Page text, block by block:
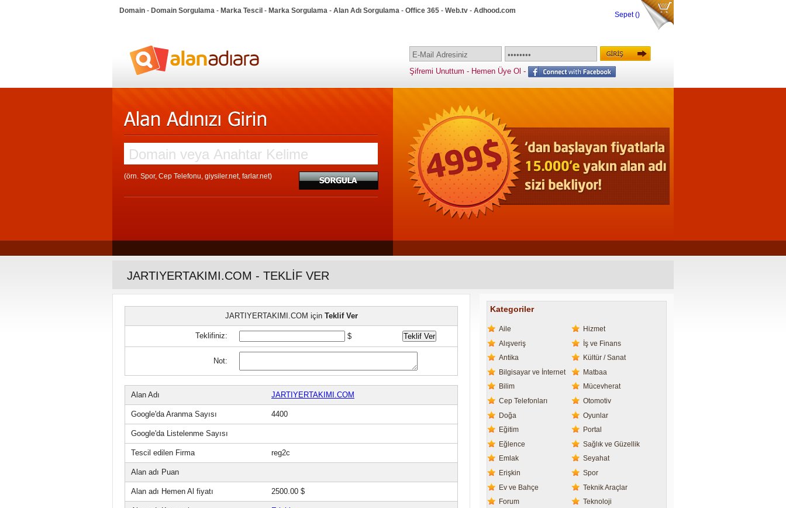
Domain - Domain Sorgulama - Marka Tescil - Marka Sorgulama - Alan Adı Sorgulama - Office 365 - Web.tv - Adhood.com Sepet()
Şifremi Unuttum - Hemen Üye Ol -
(örn. Spor, Cep Telefonu, giysiler.net, farlar.net)
JARTIYERTAKIMI.COM - TEKLİF VER
JARTIYERTAKIMI.COM için Teklif Ver
Teklifiniz: $
Not:
Alan Adı JARTIYERTAKIMI.COM
Google'da Aranma Sayısı 4400
Google'da Listelenme Sayısı
Tescil edilen Firma reg2c
Alan adı Puan
Alan adı Hemen Al fiyatı 2500.00 $
Kategoriler
Aile
Alışveriş
Antika
Bilgisayar ve İnternet
Bilim
Cep Telefonları
Doğa
Eğitim
Eğlence
Emlak
Erişkin
Ev ve Bahçe
Forum
Hizmet
İş ve Finans
Kültür / Sanat
Matbaa
Mücevherat
Otomotiv
Oyunlar
Portal
Sağlık ve Güzellik
Seyahat
Spor
Teknik Araçlar
Teknoloji